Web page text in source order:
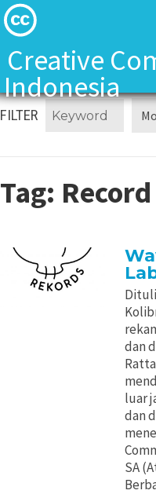
Creative
Indonesia
Creative
Creative
FILTER
Tag:
dan
luar
dan
SA